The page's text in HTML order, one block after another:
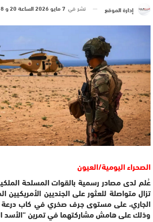
إدارة الموقع نشر في 7 مايو 2026 الساعة 20 و 18 دقيقة
الصحراء اليومية/العيون
عُلم لدى مصادر رسمية بالقوات المسلحة
الجاري، على مستوى جرف صخري في كاب
وذلك على هامش مشاركتهما في تمرين “الأسد